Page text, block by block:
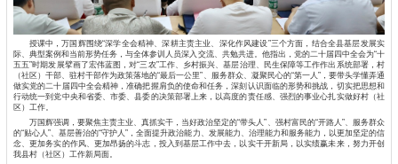
授课中，万国辉围绕“深学全会精神、深耕主责主业、深化作风建设”三个方面，结合全县基层发展实
际、典型案例和当前形势任务，与全体参训人员深入交流、共勉共进。他指出，党的二十届四中全会为“十
五五”时期发展擘画了宏伟蓝图，对“三农”工作、乡村振兴、基层治理、民生保障等工作作出系统部署，村
（社区）干部、驻村干部作为政策落地的“最后一公里”、服务群众、凝聚民心的“第一人”，要带头学懂弄通
做实党的二十届四中全会精神，准确把握肩负的使命和任务，深刻认识面临的形势和挑战，切实把思想和
行动统一到党中央和省委、市委、县委的决策部署上来，以高度的责任感、强烈的事业心扎实做好村（社
区）工作。
万国辉强调，要聚焦主责主业、真抓实干，当好政治坚定的“带头人”、强村富民的“开路人”、服务群众
的“贴心人”、基层善治的“守护人”，全面提升政治能力、发展能力、治理能力和服务能力，以更加坚定的信
念、更加务实的作风、更加昂扬的斗志，投入到基层工作中去，以实干开新局，以实绩赢未来，努力开创
我县村（社区）工作新局面。